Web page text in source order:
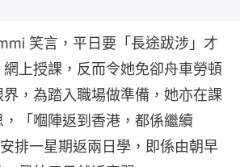
笑言，平日要「長途跋涉」才
上授課，反而令她免卻舟車勞頓
，為踏入職場做準備，她亦在課
「嗰陣返到香港，都係繼續
排一星期返兩日學，即係由朝早